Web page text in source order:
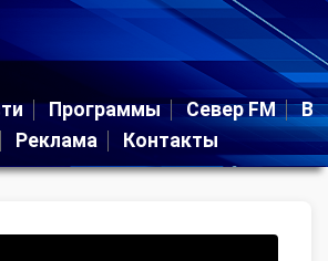
Программы Север FM
В
Реклама Контакты